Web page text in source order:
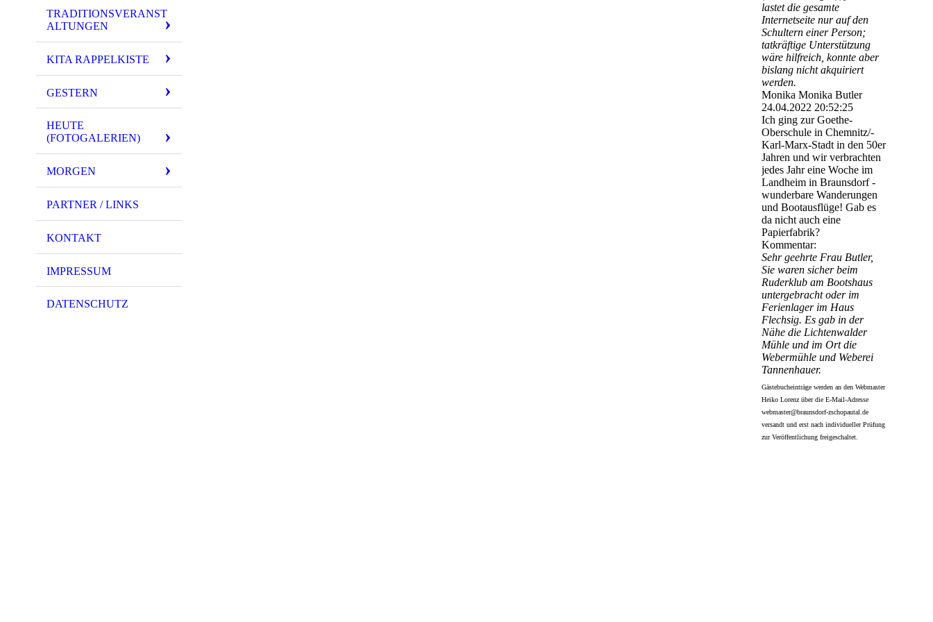
TRADITIONSVERANST
ALTUNGEN
KITA RAPPELKISTE
GESTERN
HEUTE
(FOTOGALERIEN)
MORGEN
PARTNER / LINKS
KONTAKT
IMPRESSUM
DATENSCHUTZ
lastet die gesamte
Internetseite nur auf den
Schultern einer Person;
tatkräftige Unterstützung
wäre hilfreich, konnte aber
bislang nicht akquiriert
werden.
Monika Monika Butler
24.04.2022 20:52:25
Ich ging zur Goethe-
Oberschule in Chemnitz/­
Karl-­Marx-­Stadt in den 50er
Jahren und wir verbrachten
jedes Jahr eine Woche im
Landheim in Braunsdorf -
wunderbare Wanderungen
und Bootausflüge! Gab es
da nicht auch eine
Papierfabrik?
Kommentar:
Sehr geehrte Frau Butler,
Sie waren sicher beim
Ruderklub am Bootshaus
untergebracht oder im
Ferienlager im Haus
Flechsig. Es gab in der
Nähe die Lichtenwalder
Mühle und im Ort die
Webermühle und Weberei
Tannenhauer.
Gästebucheinträge werden an den Webmaster
Heiko Lorenz über die E-Mail-Adresse
webmaster@braunsdorf-zschopautal.de
versandt und erst nach individueller Prüfung
zur Veröffentlichung freigeschaltet.